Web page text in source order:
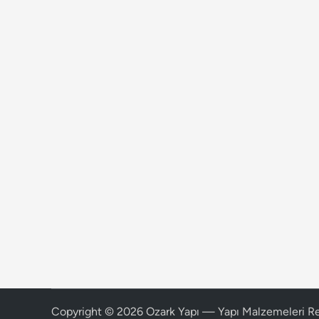
Copyright © 2026 Ozark Yapı — Yapı Malzemeleri